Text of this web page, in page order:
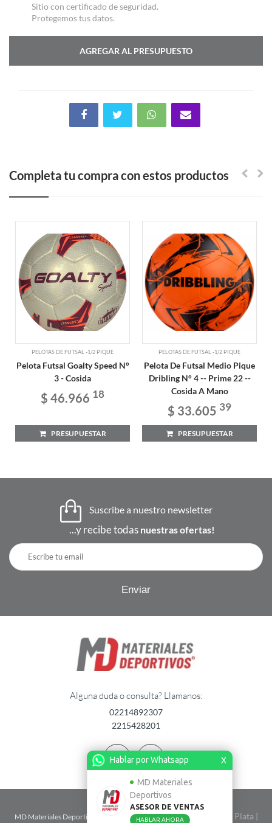
Hablar por Whatsapp X
MD Materiales
Deportivos
ASESOR DE VENTAS
HABLAR AHORA
Sitio con certificado de seguridad.
Protegemos tus datos.
AGREGAR AL PRESUPUESTO
Completa tu compra con estos productos
PELOTAS DE FUTSAL -1/2 PIQUE
Pelota Futsal Goalty Speed N°
3 - Cosida
$ 46.966 18
PRESUPUESTAR
PELOTAS DE FUTSAL -1/2 PIQUE
Pelota De Futsal Medio Pique
Dribling N° 4 -- Prime 22 --
Cosida A Mano
$ 33.605 39
PRESUPUESTAR
Suscribe a nuestro newsletter
...y recibe todas nuestras ofertas!
Alguna duda o consulta? Llamanos:
02214892307
2215428201
MD Materiales Deportivos
| Calle 2 n� 1724 entre 67 y 68 - La Plata |